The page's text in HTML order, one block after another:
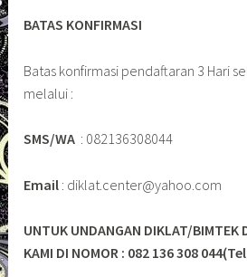
BATAS KONFIRMASI
Batas konfirmasi pendaftaran 3 Hari
melalui :
SMS/WA : 082136308044
Email : diklat.center@yahoo.com
UNTUK UNDANGAN DIKLAT/BIMTEK
KAMI DI NOMOR : 082 136 308